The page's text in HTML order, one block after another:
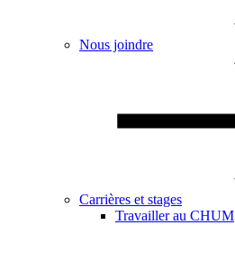
Nous joindre
Carrières et stages
Travailler au CHUM